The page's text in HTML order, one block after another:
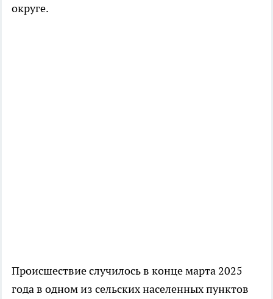
округе.
Происшествие случилось в конце марта 2025
года в одном из сельских населенных пунктов